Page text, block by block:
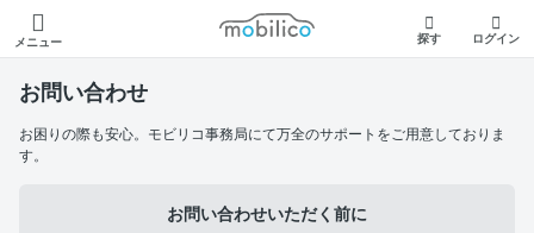
メニュー
モビリコ
探す ログイン
お問い合わせ
お困りの際も安心。モビリコ事務局にて万全のサポートをご用意しておりま
す。
お問い合わせいただく前に